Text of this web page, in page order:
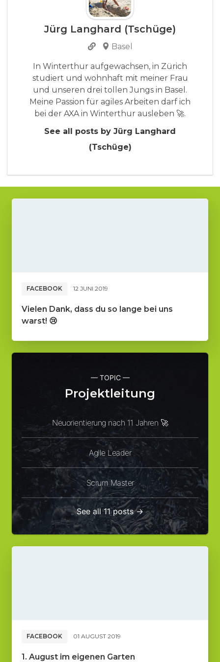
Jürg Langhard (Tschüge)
Basel
In Winterthur aufgewachsen, in Zürich
studiert und wohnhaft mit meiner Frau
und unseren drei tollen Jungs in Basel.
Meine Passion für agiles Arbeiten darf ich
bei der AXA in Winterthur ausleben 🚀.
See all posts by Jürg Langhard
(Tschüge)
FACEBOOK 12 JUNI 2019
Vielen Dank, dass du so lange bei uns
warst! 😢
— TOPIC —
Projektleitung
Neuorientierung nach 11 Jahren 🚀
Agile Leader
Scrum Master
See all 11 posts →
FACEBOOK 01 AUGUST 2019
1. August im eigenen Garten